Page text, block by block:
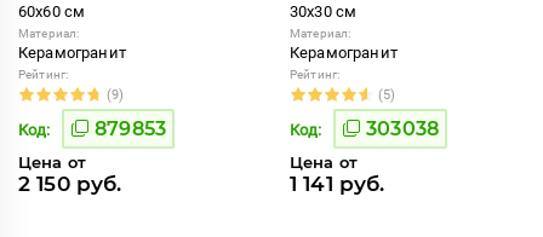
60x60 см
Материал:
Керамогранит
Рейтинг:
(9)
Код: 879853
Цена от
2 150 руб.
30x30 см
Материал:
Керамогранит
Рейтинг:
(5)
Код: 303038
Цена от
1 141 руб.